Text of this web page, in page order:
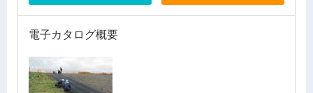
電子カタログ概要